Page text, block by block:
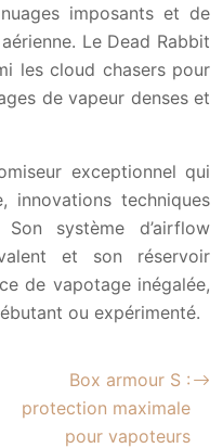
imposants et de
Le Dead Rabbit
les cloud chasers pour
de vapeur denses et
exceptionnel qui
innovations techniques
système d’airflow
et son réservoir
de vapotage inégalée,
ou expérimenté.
Box armour S :
protection maximale
pour vapoteurs